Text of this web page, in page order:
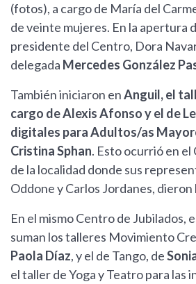
(fotos), a cargo de María del
de veinte mujeres. En la apertura
presidente del Centro, Dora
delegada Mercedes González
También iniciaron enAnguil, el
cargo de Alexis Afonso y el de
digitales para Adultos/as
Cristina Sphan. Esto ocurrió en
de la localidad donde sus
Oddone y Carlos Jordanes, dieron
En el mismo Centro de Jubilados,
suman los talleres Movimiento
Paola Díaz, y el de Tango, de
el taller de Yoga y Teatro para las